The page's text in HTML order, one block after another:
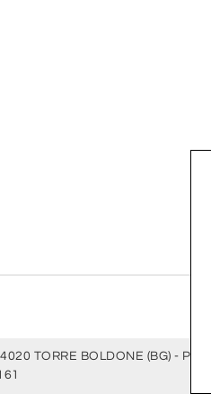
TORRE BOLDONE (BG) - PI/CF